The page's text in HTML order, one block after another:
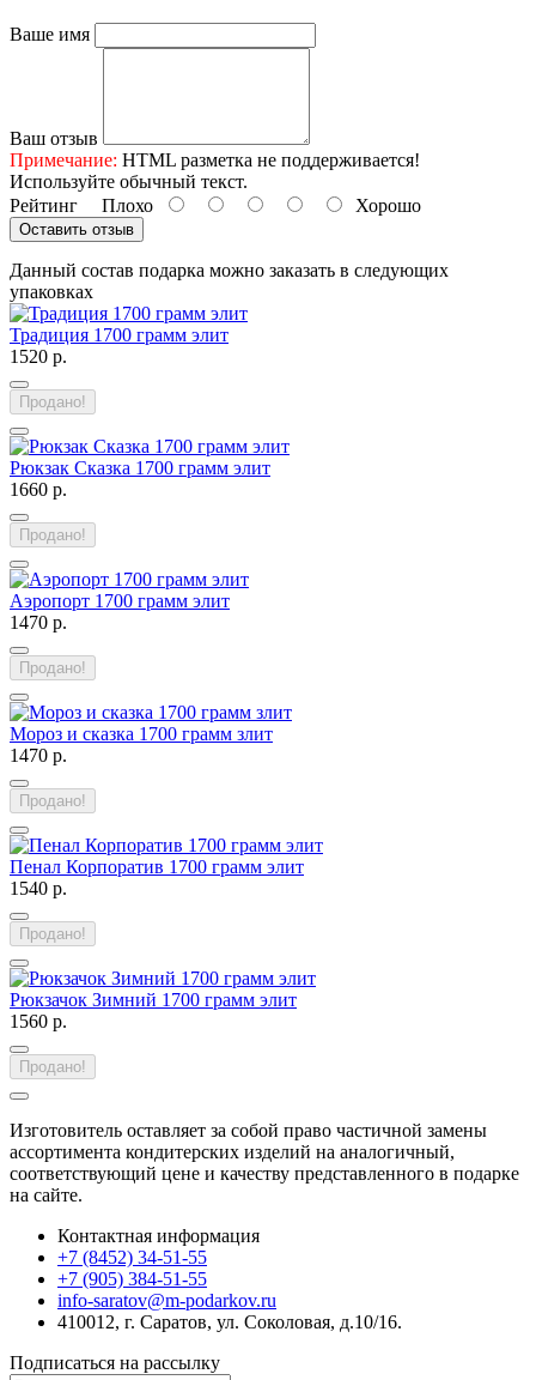
Ваше имя
Ваш отзыв
Примечание: HTML разметка не поддерживается!
Используйте обычный текст.
Рейтинг Плохо Хорошо
Оставить отзыв
Данный состав подарка можно заказать в следующих
упаковках
Традиция 1700 грамм элит
1520 р.
Продано!
Рюкзак Сказка 1700 грамм элит
1660 р.
Продано!
Аэропорт 1700 грамм элит
1470 р.
Продано!
Мороз и сказка 1700 грамм злит
1470 р.
Продано!
Пенал Корпоратив 1700 грамм элит
1540 р.
Продано!
Рюкзачок Зимний 1700 грамм элит
1560 р.
Продано!
Изготовитель оставляет за собой право частичной замены
ассортимента кондитерских изделий на аналогичный,
соответствующий цене и качеству представленного в подарке
на сайте.
Контактная информация
+7 (8452) 34-51-55
+7 (905) 384-51-55
info-saratov@m-podarkov.ru
410012, г. Саратов, ул. Соколовая, д.10/16.
Подписаться на рассылку